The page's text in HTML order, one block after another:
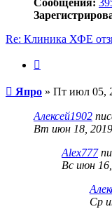
Сообщения:
Re: Клиника ХФЕ
Сообщение
Япро » Пт июл 05,
Алексей1902
Вт июн 18,
Alex777
Вс июн
Ср